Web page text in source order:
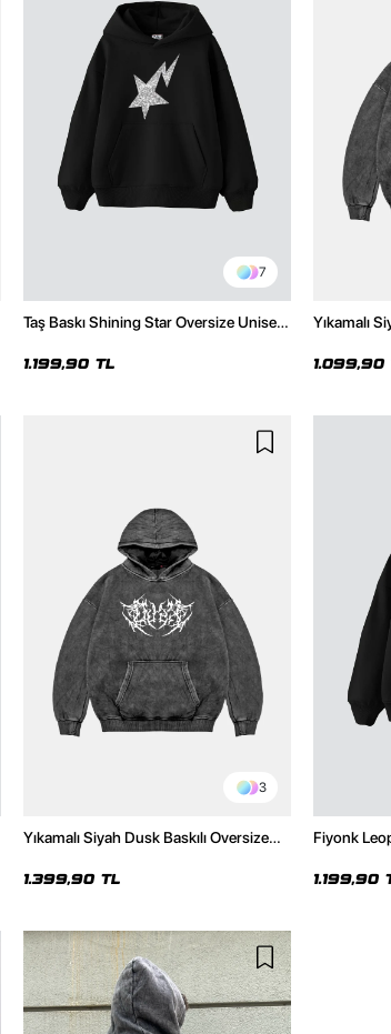
7
Taş Baskı Shining Star Oversize Unisex
1.199,90 TL
Yıkamalı
1.099,90
3
Yıkamalı Siyah Dusk Baskılı Oversize
1.399,90 TL
Fiyonk
1.199,90